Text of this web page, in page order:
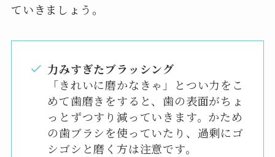
ていきましょう。
力みすぎたブラッシング
「きれいに磨かなきゃ」とつい力をこ
めて歯磨きをすると、歯の表面がちょ
っとずつすり減っていきます。かため
の歯ブラシを使っていたり、過剰にゴ
シゴシと磨く方は注意です。